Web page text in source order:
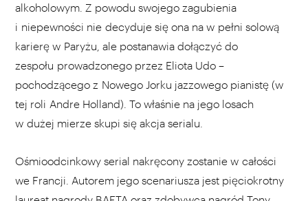
alkoholowym. Z powodu swojego zagubienia
i niepewności nie decyduje się ona na w pełni solową
karierę w Paryżu, ale postanawia dołączyć do
zespołu prowadzonego przez Eliota Udo –
pochodzącego z Nowego Jorku jazzowego pianistę (w
tej roli Andre Holland). To właśnie na jego losach
w dużej mierze skupi się akcja serialu.
Ośmioodcinkowy serial nakręcony zostanie w całości
we Francji. Autorem jego scenariusza jest pięciokrotny